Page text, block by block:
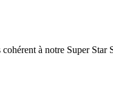
à notre Super Star